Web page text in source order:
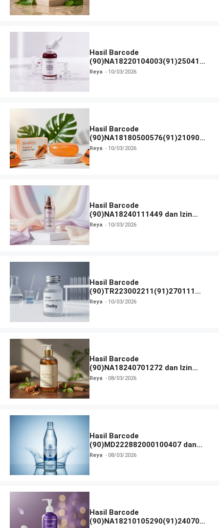
Hasil Barcode
(90)NA18220104003(91)250418
dan Izin BPOM
Reya 10/03/2026
Hasil Barcode
(90)NA18180500576(91)210906
dan Izin BPOM
Reya 10/03/2026
Hasil Barcode
(90)NA18240111449 dan Izin
BPOM
Reya 10/03/2026
Hasil Barcode
(90)TR223002211(91)270111
dan Izin BPOM
Reya 10/03/2026
Hasil Barcode
(90)NA18240701272 dan Izin
BPOM
Reya 08/03/2026
Hasil Barcode
(90)MD222882000100407 dan
Izin BPOM
Reya 08/03/2026
Hasil Barcode
(90)NA18210105290(91)240703